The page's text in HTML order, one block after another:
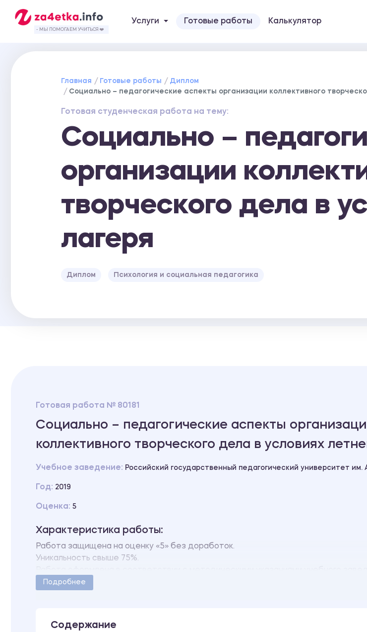
- МЫ ПОМОГАЕМ УЧИТЬСЯ ❤️
Услуги Готовые работы Калькулятор
Главная Готовые работы
Диплом
Социально – педагогические аспекты организации коллективного
Готовая студенческая работа на тему:
Социально –
организации
творческого дела в
лагеря
Диплом Психология и социальная педагогика
Готовая работа № 80181
Социально – педагогические аспекты
коллективного творческого дела в условиях
Учебное заведение: Российский государственный педагогический университет им.
Год: 2019
Оценка: 5
Характеристика работы:
Работа защищена на оценку «5» без доработок.
Уникальность свыше 75%.
Количество страниц - 35.
Подробнее
Содержание